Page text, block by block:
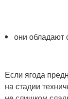
они обладают
Если ягода
на стадии